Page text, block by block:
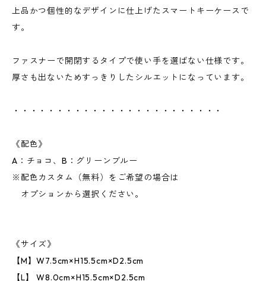
上品かつ個性的なデザインに仕上げたスマートキーケースで
す。
ファスナーで開閉するタイプで使い手を選ばない仕様です。
厚さも出ないためすっきりしたシルエットになっています。
・・・・・・・・・・・・・・・・・・・・・・・・
《配色》
A：チョコ、B：グリーンブルー
※配色カスタム（無料）をご希望の場合は
オプションから選択ください。
《サイズ》
【M】W7.5cm×H15.5cm×D2.5cm
【L】 W8.0cm×H15.5cm×D2.5cm